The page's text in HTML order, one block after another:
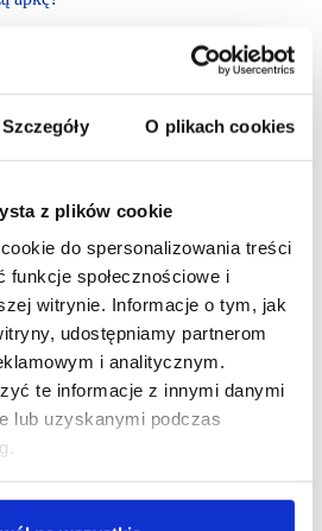
Szczegóły O plikach cookies
z plików cookie
do spersonalizowania treści
funkcje społecznościowe i
witrynie. Informacje o tym, jak
udostępniamy partnerom
i analitycznym.
te informacje z innymi danymi
lub uzyskanymi podczas
w Markach. I to jest też bardzo
ponieważ ich interesują
a dzięki naszej
mogą się stać
lokalizacjach).
kategoria potencjalnych
rozwiązania korzystać. Myślę
którzy potrzebują czasami,
miejsca, w którym mogliby
poza sezonem. Takie quasioutlety,
dla dużych graczy,
dystrybucji do specyficznego,
strony są różnego rodzaju
i wszystkie inne okazje,
trafią w to, co się
później z towarem, który chcą
okazja na najem
zapasów. Mamy bardzo dużo
wolne lokale nie teraz
Friday, ale w styczniu,